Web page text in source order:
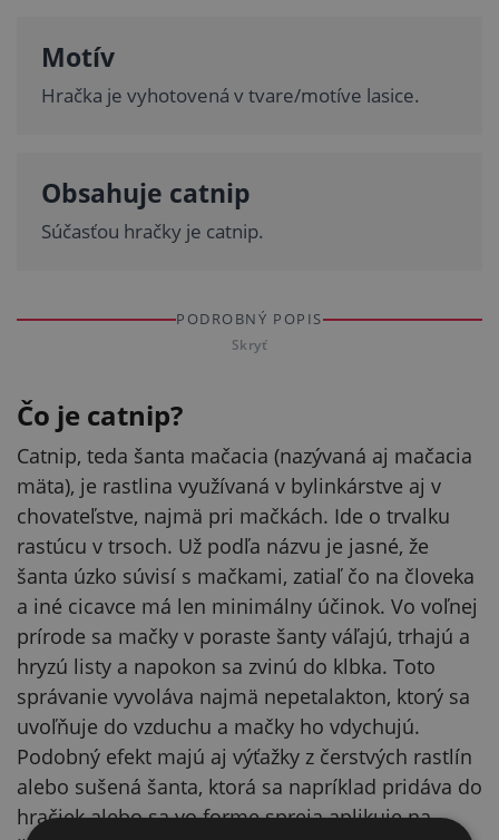
Motív
Hračka je vyhotovená v tvare/motíve lasice.
Obsahuje catnip
Súčasťou hračky je catnip.
PODROBNÝ POPIS
Skryť
Čo je catnip?
Catnip, teda šanta mačacia (nazývaná aj mačacia
mäta), je rastlina využívaná v bylinkárstve aj v
chovateľstve, najmä pri mačkách. Ide o trvalku
rastúcu v trsoch. Už podľa názvu je jasné, že
šanta úzko súvisí s mačkami, zatiaľ čo na človeka
a iné cicavce má len minimálny účinok. Vo voľnej
prírode sa mačky v poraste šanty váľajú, trhajú a
hryzú listy a napokon sa zvinú do klbka. Toto
správanie vyvoláva najmä nepetalakton, ktorý sa
uvoľňuje do vzduchu a mačky ho vdychujú.
Podobný efekt majú aj výťažky z čerstvých rastlín
alebo sušená šanta, ktorá sa napríklad pridáva do
hračiek alebo sa vo forme spreja aplikuje na